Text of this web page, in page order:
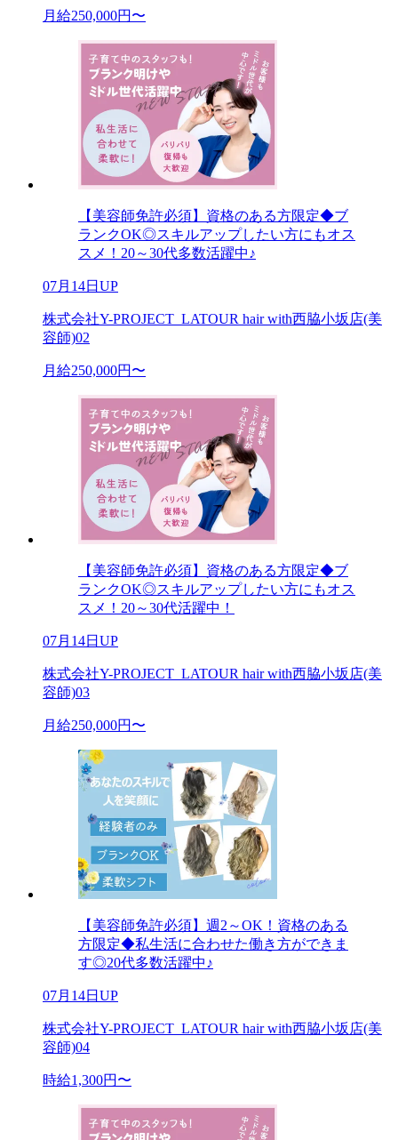
月給250,000円〜
【美容師免許必須】資格のある方限定◆ブ
ランクOK◎スキルアップしたい方にもオス
スメ！20～30代多数活躍中♪
07月14日UP
株式会社Y-PROJECT_LATOUR hair with西脇小坂店(美
容師)02
月給250,000円〜
【美容師免許必須】資格のある方限定◆ブ
ランクOK◎スキルアップしたい方にもオス
スメ！20～30代活躍中！
07月14日UP
株式会社Y-PROJECT_LATOUR hair with西脇小坂店(美
容師)03
月給250,000円〜
【美容師免許必須】週2～OK！資格のある
方限定◆私生活に合わせた働き方ができま
す◎20代多数活躍中♪
07月14日UP
株式会社Y-PROJECT_LATOUR hair with西脇小坂店(美
容師)04
時給1,300円〜